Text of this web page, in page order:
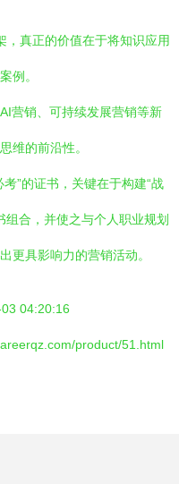
，真正的价值在于将知识应用
例。
营销、可持续发展营销等新
维的前沿性。
”的证书，关键在于构建“战
合，并使之与个人职业规划
更具影响力的营销活动。
04:20:16
product/51.html